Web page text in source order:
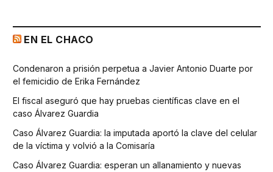
EN EL CHACO
Condenaron a prisión perpetua a Javier Antonio Duarte por
el femicidio de Erika Fernández
El fiscal aseguró que hay pruebas científicas clave en el
caso Álvarez Guardia
Caso Álvarez Guardia: la imputada aportó la clave del celular
de la víctima y volvió a la Comisaría
Caso Álvarez Guardia: esperan un allanamiento y nuevas